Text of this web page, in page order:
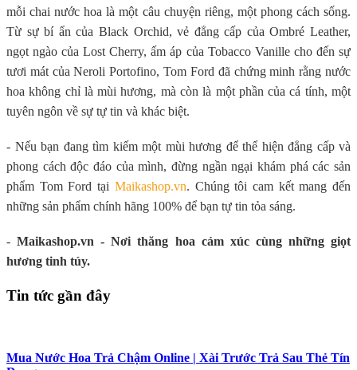
mỗi chai nước hoa là một câu chuyện riêng, một phong cách sống.
Từ sự bí ẩn của Black Orchid, vẻ đẳng cấp của Ombré Leather,
ngọt ngào của Lost Cherry, ấm áp của Tobacco Vanille cho đến sự
tươi mát của Neroli Portofino, Tom Ford đã chứng minh rằng nước
hoa không chỉ là mùi hương, mà còn là một phần của cá tính, một
tuyên ngôn về sự tự tin và khác biệt.
- Nếu bạn đang tìm kiếm một mùi hương để thể hiện đẳng cấp và
phong cách độc đáo của mình, đừng ngần ngại khám phá các sản
phẩm Tom Ford tại Maikashop.vn. Chúng tôi cam kết mang đến
những sản phẩm chính hãng 100% để bạn tự tin tỏa sáng.
-Maikashop.vn - Nơi thăng hoa cảm xúc cùng những giọt
hương tinh túy.
Tin tức gần đây
Mua Nước Hoa Trả Chậm Online | Xài Trước Trả Sau Thẻ Tín